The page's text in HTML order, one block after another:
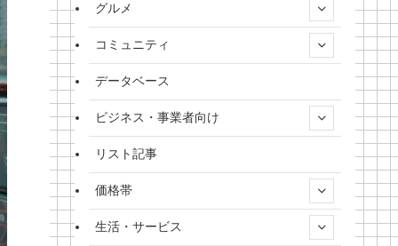
グルメ
コミュニティ
データベース
ビジネス・事業者向け
リスト記事
価格帯
生活・サービス